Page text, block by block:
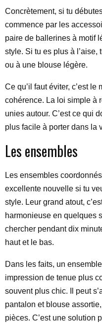
Concrètement, si tu
commence par les
paire de ballerines à motif
style. Si tu es plus à
ou à une blouse légère.
Ce qu’il faut éviter, c’est le
cohérence. La loi simple à
unies autour. C’est ce qui
plus facile à porter dans la
Les ensembles
Les ensembles
excellente nouvelle si tu
style. Leur grand atout,
harmonieuse en quelques
chercher pendant dix
haut et le bas.
Dans les faits, un
impression de tenue plus
souvent plus chic. Il peut
pantalon et blouse
pièces. C’est une solution